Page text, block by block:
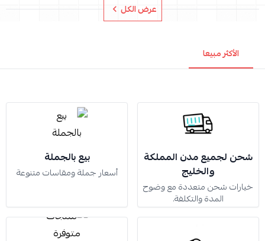
عرض الكل
الأكثر مبيعا
شحن لجميع مدن المملكة
والخليج
خيارات شحن متعددة مع وضوح
المدة والتكلفة.
بيع بالجملة
أسعار جملة ومقاسات متنوعة